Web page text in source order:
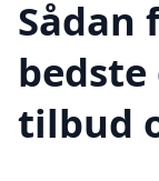
Sådan
tilbud